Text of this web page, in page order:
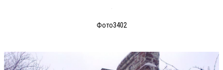
Фото3402